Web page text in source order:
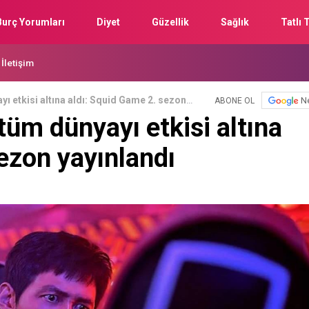
Yorumları Diyet Güzellik Sağlık Tatlı
İletişim
etkisi altına aldı: Squid Game 2. sezon
ABONE OL
dünyayı etkisi altına
yayınlandı